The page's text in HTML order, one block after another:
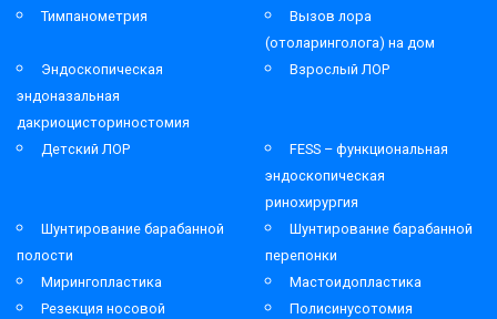
Тимпанометрия
Вызов лора
(отоларинголога) на дом
Эндоскопическая
эндоназальная
дакриоцисториностомия
Взрослый ЛОР
Детский ЛОР
FESS – функциональная
эндоскопическая
ринохирургия
Шунтирование барабанной
полости
Шунтирование барабанной
перепонки
Мирингопластика
Мастоидопластика
Резекция носовой
Полисинусотомия